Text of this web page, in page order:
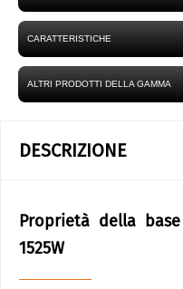
CARATTERISTICHE
ALTRI PRODOTTI DELLA GAMMA
DESCRIZIONE
Proprietà della
1525W